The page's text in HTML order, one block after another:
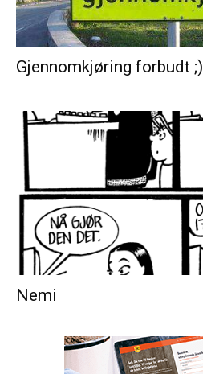
Gjennomkjøring forbudt ;)
Nemi